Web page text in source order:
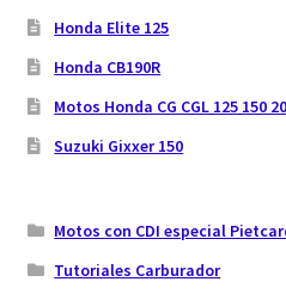
Honda Elite 125
Honda CB190R
Motos Honda CG CGL 125 150
Suzuki Gixxer 150
Motos con CDI especial
Tutoriales Carburador